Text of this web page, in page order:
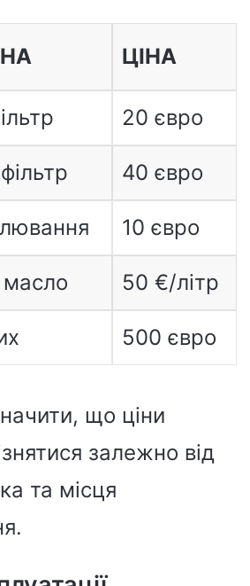
ЦІНА
20 євро
40 євро
10 євро
масло 50 €/літр
500 євро
що ціни
залежно від
та місця